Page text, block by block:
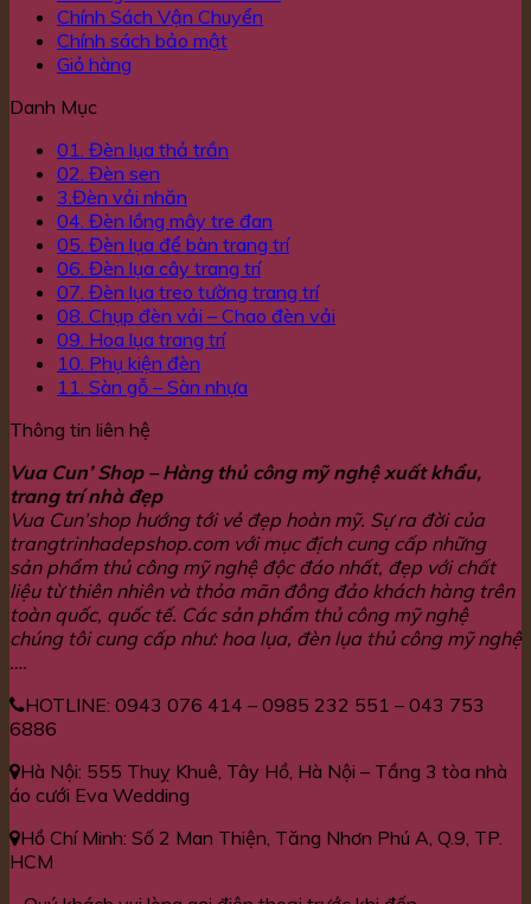
Chính Sách Vận Chuyển
Chính sách bảo mật
Giỏ hàng
Danh Mục
01. Đèn lụa thả trần
02. Đèn sen
3.Đèn vải nhăn
04. Đèn lồng mây tre đan
05. Đèn lụa để bàn trang trí
06. Đèn lụa cây trang trí
07. Đèn lụa treo tường trang trí
08. Chụp đèn vải – Chao đèn vải
09. Hoa lụa trang trí
10. Phụ kiện đèn
11. Sàn gỗ – Sàn nhựa
Thông tin liên hệ
Vua Cun’ Shop – Hàng thủ công mỹ nghệ xuất khẩu,
trang trí nhà đẹp
Vua Cun’shop hướng tới vẻ đẹp hoàn mỹ. Sự ra đời của
trangtrinhadepshop.com với mục địch cung cấp những
sản phẩm thủ công mỹ nghệ độc đáo nhất, đẹp với chất
liệu từ thiên nhiên và thỏa mãn đông đảo khách hàng trên
toàn quốc, quốc tế. Các sản phẩm thủ công mỹ nghệ
chúng tôi cung cấp như: hoa lụa, đèn lụa thủ công mỹ nghệ
….
HOTLINE: 0943 076 414 – 0985 232 551 – 043 753
6886
Hà Nội: 555 Thuỵ Khuê, Tây Hồ, Hà Nội – Tầng 3 tòa nhà
áo cưới Eva Wedding
Hồ Chí Minh: Số 2 Man Thiện, Tăng Nhơn Phú A, Q.9, TP.
HCM